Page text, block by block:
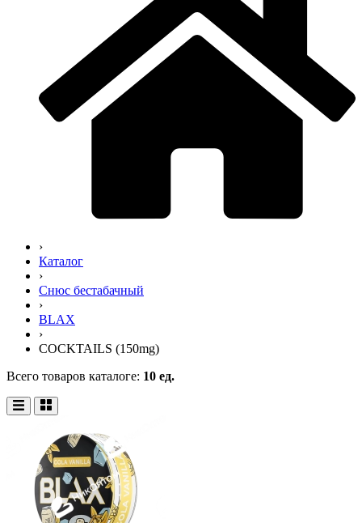
›
Каталог
›
Снюс бестабачный
›
BLAX
›
COCKTAILS (150mg)
Всего товаров каталоге: 10 ед.